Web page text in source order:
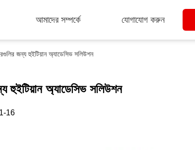
আমাদের সম্পর্কে যোগাযোগ করুন
জন্য হুইটিয়ান অ্যাডেসিভ সলিউশন
হুইটিয়ান অ্যাডেসিভ সলিউশন
16